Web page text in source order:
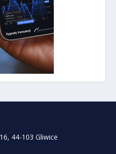
44-103 Gliwice